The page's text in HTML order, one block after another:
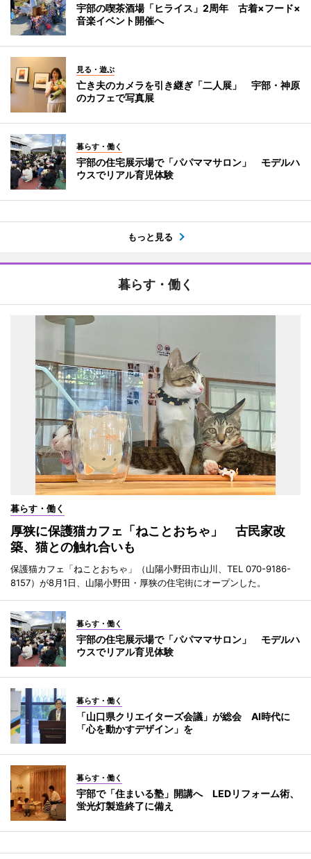
宇部の喫茶酒場「ヒライス」2周年 古着×フード×
音楽イベント開催へ
見る・遊ぶ
亡き夫のカメラを引き継ぎ「二人展」 宇部・神原
のカフェで写真展
暮らす・働く
宇部の住宅展示場で「パパママサロン」 モデルハ
ウスでリアル育児体験
もっと見る
暮らす・働く
暮らす・働く
厚狭に保護猫カフェ「ねことおちゃ」 古民家改
築、猫との触れ合いも
保護猫カフェ「ねことおちゃ」（山陽小野田市山川、TEL 070-9186-
8157）が8月1日、山陽小野田・厚狭の住宅街にオープンした。
暮らす・働く
宇部の住宅展示場で「パパママサロン」 モデルハ
ウスでリアル育児体験
暮らす・働く
「山口県クリエイターズ会議」が総会 AI時代に
「心を動かすデザイン」を
暮らす・働く
宇部で「住まいる塾」開講へ LEDリフォーム術、
蛍光灯製造終了に備え